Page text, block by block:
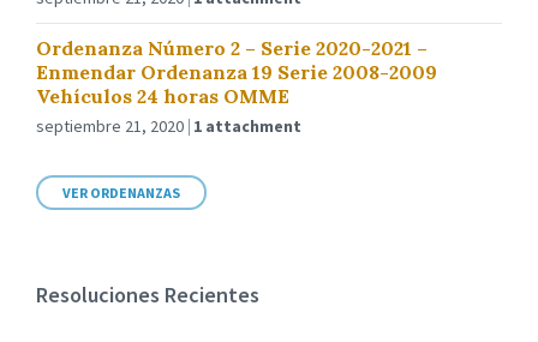
Ordenanza Número 2 – Serie 2020-2021 –
Enmendar Ordenanza 19 Serie 2008-2009
Vehículos 24 horas OMME
septiembre 21, 2020 1 attachment
VER ORDENANZAS
Resoluciones Recientes